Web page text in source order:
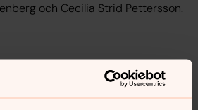
och Cecilia Strid Pettersson.
frågor på sidans